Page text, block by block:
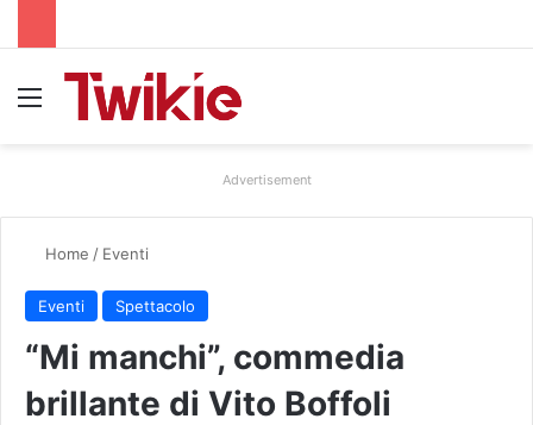
Advertisement
Home / Eventi
Eventi Spettacolo
“Mi manchi”, commedia
brillante di Vito Boffoli